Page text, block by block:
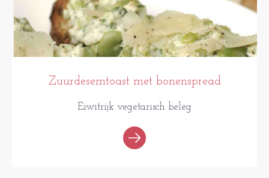
Zuurdesemtoast met bonenspread
Eiwitrijk vegetarisch beleg